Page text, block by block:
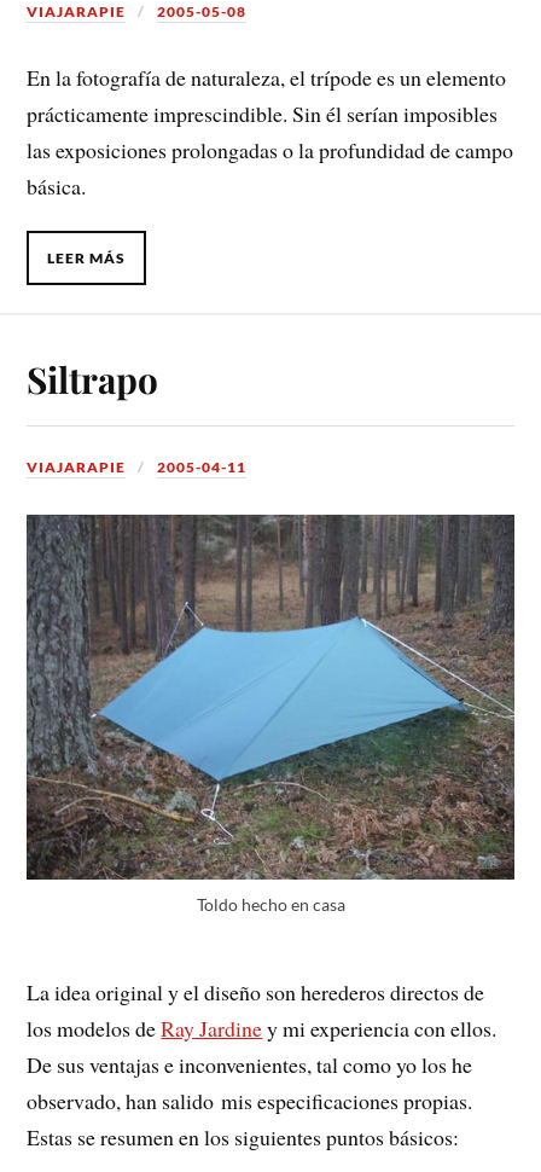
VIAJARAPIE 2005-05-08
En la fotografía de naturaleza, el trípode es un elemento
prácticamente imprescindible. Sin él serían imposibles
las exposiciones prolongadas o la profundidad de campo
básica.
LEER MÁS
Siltrapo
VIAJARAPIE 2005-04-11
Toldo hecho en casa
La idea original y el diseño son herederos directos de
los modelos deRay Jardiney mi experiencia con ellos.
De sus ventajas e inconvenientes, tal como yo los he
observado, han salido mis especificaciones propias.
Estas se resumen en los siguientes puntos básicos: